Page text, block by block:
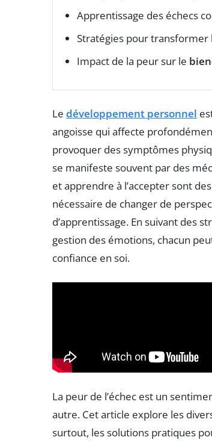
Apprentissage des échecs
Stratégies pour transformer
Impact de la peur sur le
Le développement personnel
angoisse qui affecte
provoquer des symptômes
se manifeste souvent par des
et apprendre à l’accepter sont
nécessaire de changer de
d’apprentissage. En suivant des
gestion des émotions, chacun
confiance en soi.
La peur de l’échec est un
autre. Cet article explore les
surtout, les solutions pratiques